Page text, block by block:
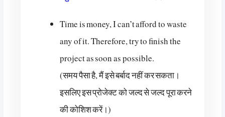
Time is money, I can’t afford to waste
any of it. Therefore, try to finish the
project as soon as possible.
(समय पैसा है, मैं इसे बर्बाद नहीं कर सकता।
इसलिए इस प्रोजेक्ट को जल्द से जल्द पूरा करने
की कोशिश करें।)